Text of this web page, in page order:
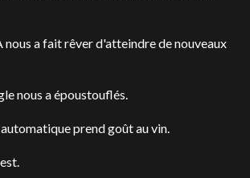
nous a fait rêver d'atteindre de nouveaux
nous a époustouflés.
prend goût au vin.